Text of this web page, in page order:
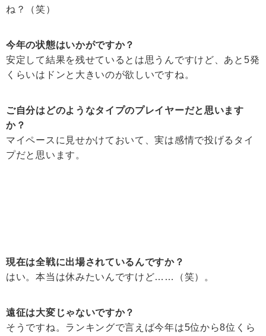
ね？（笑）
今年の状態はいかがですか？
安定して結果を残せているとは思うんですけど、あと5発
くらいはドンと大きいのが欲しいですね。
ご自分はどのようなタイプのプレイヤーだと思います
か？
マイペースに見せかけておいて、実は感情で投げるタイ
プだと思います。
現在は全戦に出場されているんですか？
はい。本当は休みたいんですけど……（笑）。
遠征は大変じゃないですか？
そうですね。ランキングで言えば今年は5位から8位くら